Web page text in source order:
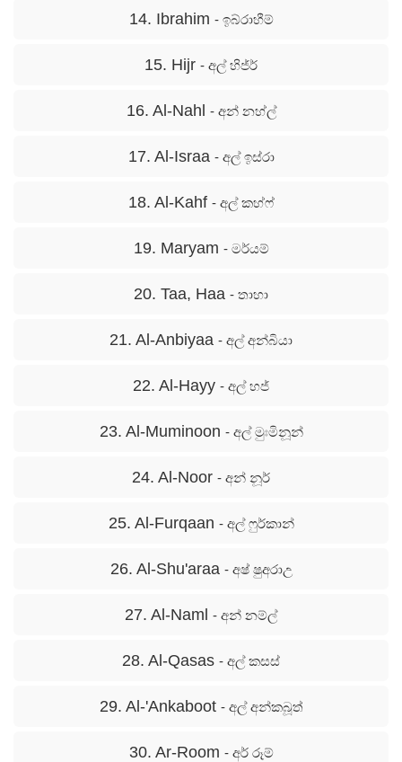
14. Ibrahim - ඉබ්රාහීම්
15. Hijr - අල් හිජ්ර්
16. Al-Nahl - අන් නහ්ල්
17. Al-Israa - අල් ඉස්රා
18. Al-Kahf - අල් කහ්ෆ්
19. Maryam - මර්යම්
20. Taa, Haa - තාහා
21. Al-Anbiyaa - අල් අන්බියා
22. Al-Hayy - අල් හජ්
23. Al-Muminoon - අල් මුඃමිනූන්
24. Al-Noor - අන් නූර්
25. Al-Furqaan - අල් ෆුර්කාන්
26. Al-Shu'araa - අෂ් ෂුඅරාඋ
27. Al-Naml - අන් නම්ල්
28. Al-Qasas - අල් කසස්
29. Al-'Ankaboot - අල් අන්කබූත්
30. Ar-Room - අර් රූම්